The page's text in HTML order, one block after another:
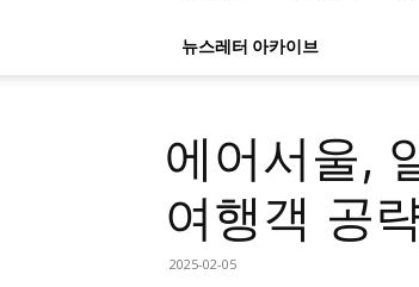
뉴스레터 아카이브
에어서울,
여행객 공
2025-02-05